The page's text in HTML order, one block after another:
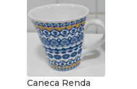
Caneca Renda